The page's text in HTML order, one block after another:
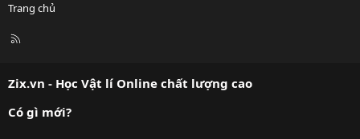
Trang chủ
R
Zix.vn - Học Vật lí Online chất lượng cao
Có gì mới?